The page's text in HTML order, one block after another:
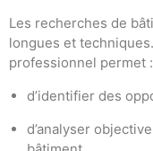
Les recherches de
longues et
professionnel permet :
d’identifier des
d’analyser